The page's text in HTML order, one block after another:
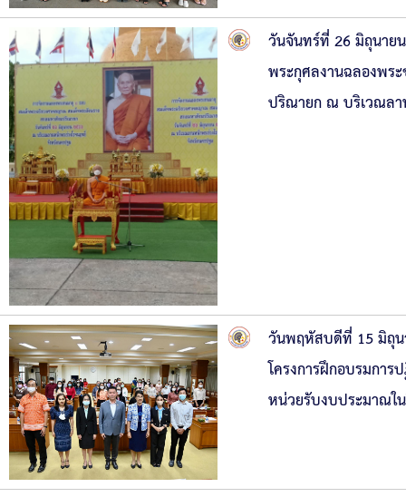
วันจันทร์ที่ 26 มิถุนาย
พระกุศลงานฉลองพร
ปริณายก ณ บริเวณลา
วันพฤหัสบดีที่ 15 มิถุน
โครงการฝึกอบรมกา
หน่วยรับงบประมาณ